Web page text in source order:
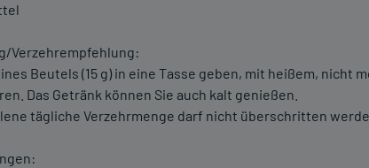
Verzehrempfehlung:
Beutels (15 g) in eine Tasse geben, mit heißem, nicht
Das Getränk können Sie auch kalt genießen.
tägliche Verzehrmenge darf nicht überschritten